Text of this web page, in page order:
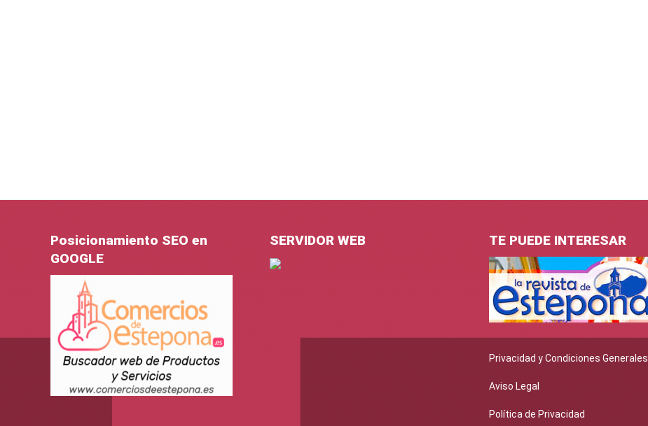
Posicionamiento SEO en
GOOGLE
SERVIDOR WEB TE PUEDE INTERESAR
Privacidad y Condiciones Generales
Aviso Legal
Política de Privacidad